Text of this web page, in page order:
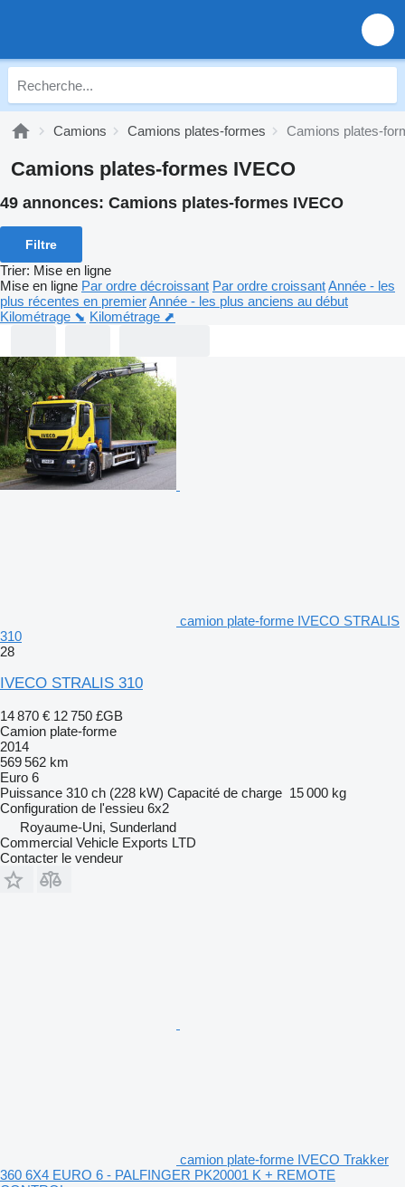
Camions Camions plates-formes Camions plates-
Camions plates-formes IVECO
49 annonces: Camions plates-formes IVECO
Filtre
Trier: Mise en ligne
Mise en ligne Par ordre décroissant Par ordre croissantAnnée - les
plus récentes en premierAnnée - les plus anciens au début
Kilométrage ⬊ Kilométrage ⬈
camion plate-forme IVECO STRALIS
310
28
IVECO STRALIS 310
14 870 € 12 750 £GB
Camion plate-forme
2014
569 562 km
Euro 6
Puissance 310 ch (228 kW) Capacité de charge 15 000 kg
Configuration de l'essieu 6x2
Royaume-Uni, Sunderland
Commercial Vehicle Exports LTD
Contacter le vendeur
camion plate-forme IVECO Trakker
360 6X4 EURO 6 - PALFINGER PK20001 K + REMOTE